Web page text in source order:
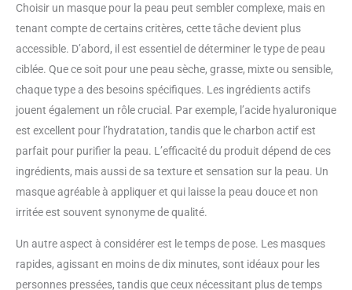
engagement vis-à-vis de
l'écoresponsabilité.
profondeur dans la peau.
Adapté à un usage le
matin
temps : Profitez d'une
hydratation instantanée et
d'un effet raffermissant
pendant 24 heures grâce
visage. Remarquez une
rides en seulement 7
jours car il favorise la
production de collagène
pour un éclat de jeunesse.
🌙Cibler les
préoccupations de la peau
polyvalente répond à
divers problèmes de peau
tels que les contours
affaissés, le teint terne, la
sécheresse et les
Convient parfaitement aux
types de peaux normales,
mixtes, sèches et
sensibles. 🌙
Choisir un masque pour la peau peut sembler complexe, mais en
tenant compte de certains critères, cette tâche devient plus
accessible. D’abord, il est essentiel de déterminer le type de peau
ciblée. Que ce soit pour une peau sèche, grasse, mixte ou sensible,
chaque type a des besoins spécifiques. Les ingrédients actifs
jouent également un rôle crucial. Par exemple, l’acide hyaluronique
est excellent pour l’hydratation, tandis que le charbon actif est
parfait pour purifier la peau. L’efficacité du produit dépend de ces
ingrédients, mais aussi de sa texture et sensation sur la peau. Un
masque agréable à appliquer et qui laisse la peau douce et non
irritée est souvent synonyme de qualité.
Un autre aspect à considérer est le temps de pose. Les masques
rapides, agissant en moins de dix minutes, sont idéaux pour les
personnes pressées, tandis que ceux nécessitant plus de temps